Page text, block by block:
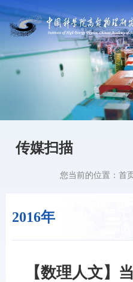
传媒扫描
2016年
您当前的位置： 首页
【数理人文】